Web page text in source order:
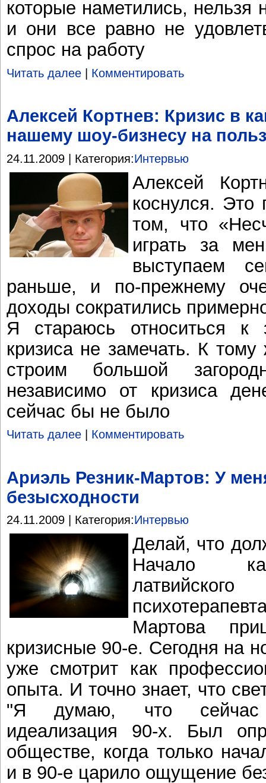
которые наметились, нельзя
и они все равно не
спрос на работу
Читать далее Комментировать
Алексей Кортнев: Кризис в
нашему шоу-бизнесу на
24.11.2009 | Категория:Интервью
Алексей
коснулся. Это
том, что
играть за
выступаем
раньше, и по-прежнему
доходы сократились
Я стараюсь относиться
кризиса не замечать. К
строим большой
независимо от кризиса
сейчас бы не было
Читать далее Комментировать
Ариэль Резник-Мартов: У
безысходности
24.11.2009 | Категория:Интервью
Делай, что
Начало
Мартова
кризисные 90-е. Сегодня на
уже смотрит как
опыта. И точно знает, что
"Я думаю, что сейчас
идеализация 90-х. Был
обществе, когда только
и в 90-е царило ощущение